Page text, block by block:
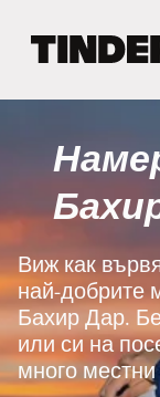
Виж как
най-добрите
Бахир Дар.
или си на
много